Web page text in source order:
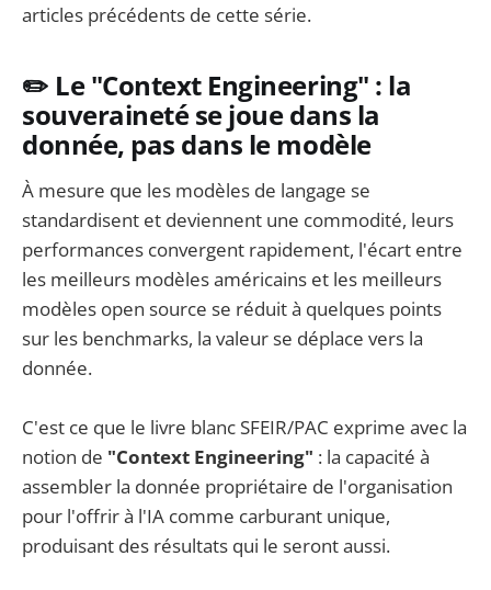
articles précédents de cette série.
✏️ Le "Context Engineering" : la
souveraineté se joue dans la
donnée, pas dans le modèle
À mesure que les modèles de langage se
standardisent et deviennent une commodité, leurs
performances convergent rapidement, l'écart entre
les meilleurs modèles américains et les meilleurs
modèles open source se réduit à quelques points
sur les benchmarks, la valeur se déplace vers la
donnée.
C'est ce que le livre blanc SFEIR/PAC exprime avec la
notion de "Context Engineering" : la capacité à
assembler la donnée propriétaire de l'organisation
pour l'offrir à l'IA comme carburant unique,
produisant des résultats qui le seront aussi.